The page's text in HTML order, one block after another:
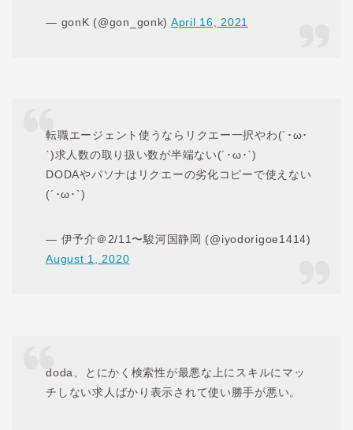
— gonK (@gon_gonk) April 16, 2021
転職エージェント使うならリクエー一択やわ(´･ω･
`)求人数の取り扱い数が半端ない(´･ω･`)
DODAやパソナはリクエーの劣化コピーで使えない
(´･ω･`)
— 伊予介＠2/11〜駿河国静岡 (@iyodorigoe1414)
August 1, 2020
doda、とにかく検索性が最悪な上にスキルにマッ
チしない求人ばかり表示されて使い勝手が悪い。